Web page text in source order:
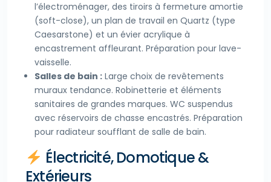
l’électroménager, des tiroirs à fermeture amortie
(soft-close), un plan de travail en Quartz (type
Caesarstone) et un évier acrylique à
encastrement affleurant. Préparation pour lave-
vaisselle.
Salles de bain : Large choix de revêtements
muraux tendance. Robinetterie et éléments
sanitaires de grandes marques. WC suspendus
avec réservoirs de chasse encastrés. Préparation
pour radiateur soufflant de salle de bain.
Électricité, Domotique &
Extérieurs